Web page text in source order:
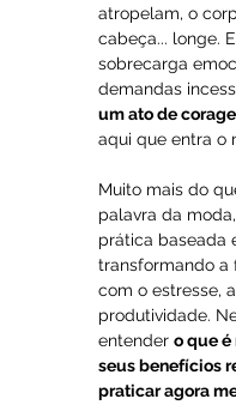
atropelam, o
cabeça... longe.
sobrecarga
demandas
um ato de
aqui que entra o
Muito mais do
palavra da
prática baseada
transformando a
com o estresse,
produtividade.
entender o que
seus benefícios
praticar agora